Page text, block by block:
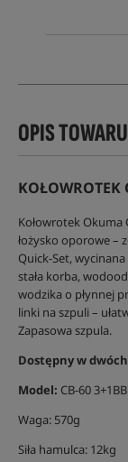
OPIS TOWARU
KOŁOWROTEK
Kołowrotek Okuma
łożysko oporowe –
Quick-Set,
stała korba,
wodzika o płynnej
linki na szpuli –
Zapasowa szpula.
Dostępny w
Model: CB-60 3+1BB
Waga: 570g
Siła hamulca: 12kg